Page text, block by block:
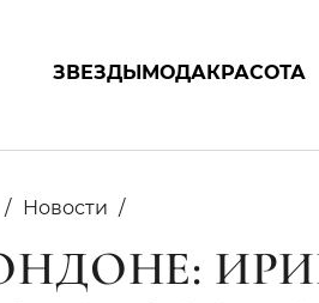
ЗВЕЗДЫМОДАКРАСОТА
Новости